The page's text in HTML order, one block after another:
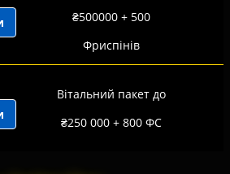
₴500000 + 500
Фриспінів
Вітальний пакет до
₴250 000 + 800 ФС